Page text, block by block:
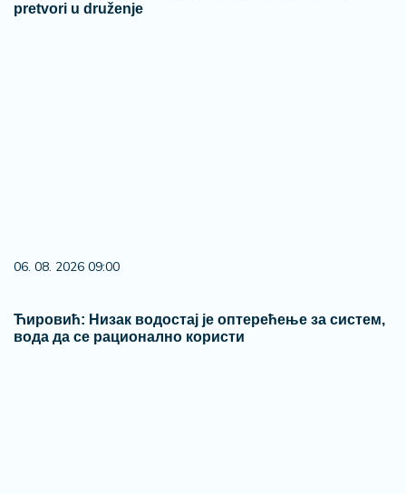
pretvori u druženje
06. 08. 2026 09:00
Ћировић: Низак водостај је оптерећење за систем,
вода да се рационално користи